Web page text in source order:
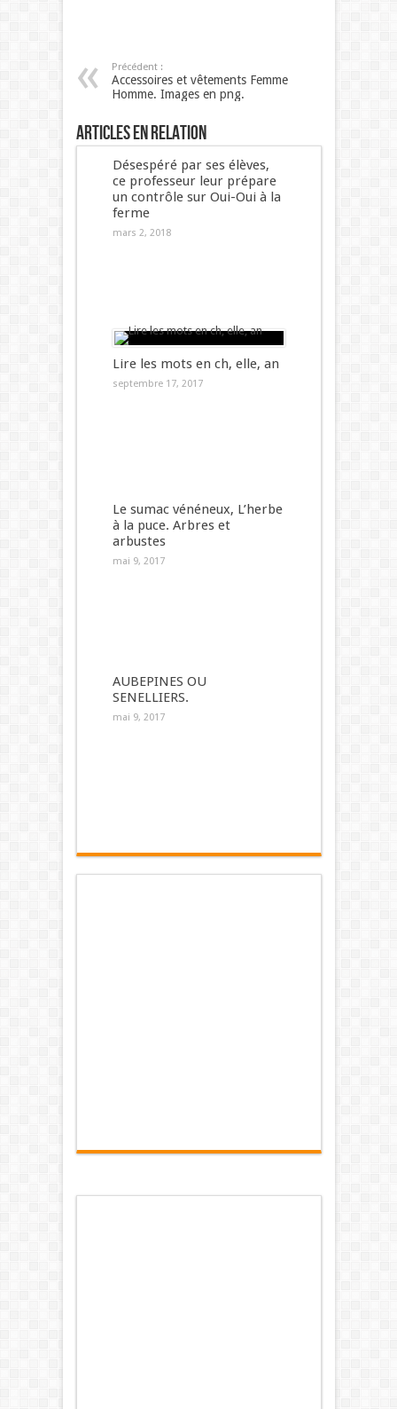
Précédent :
Accessoires et vêtements Femme
Homme. Images en png.
Articles en relation
Désespéré par ses élèves,
ce professeur leur prépare
un contrôle sur Oui-Oui à la
ferme
mars 2, 2018
Lire les mots en ch, elle, an
septembre 17, 2017
Le sumac vénéneux, L’herbe
à la puce. Arbres et
arbustes
mai 9, 2017
AUBEPINES OU
SENELLIERS.
mai 9, 2017